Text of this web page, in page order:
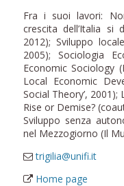
Fra i suoi lavori:
crescita dell’Italia si
2012); Sviluppo
2005); Sociologia
Economic Sociology
Local Economic
Social Theory’,
Rise or Demise?
Sviluppo senza
nel Mezzogiorno (Il
trigilia@unifi.it
Home page